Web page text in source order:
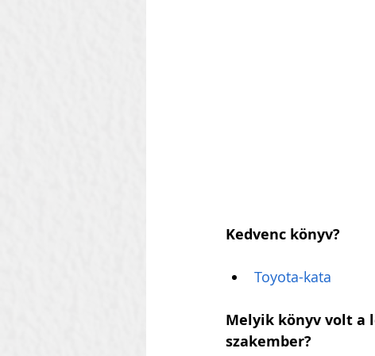
Kedvenc könyv?
Toyota-kata
Melyik könyv volt a
szakember?